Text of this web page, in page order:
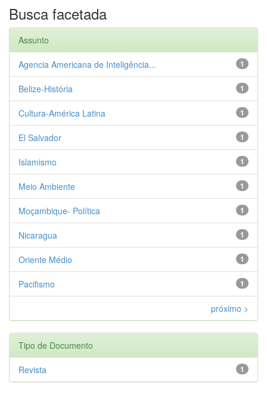
Busca facetada
Assunto
1
Agencia Americana de Inteligência...
1
Belize-História
1
Cultura-América Latina
1
El Salvador
1
Islamismo
1
Meio Ambiente
1
Moçambique- Política
1
Nicaragua
1
Oriente Médio
1
Pacifismo
próximo >
Tipo de Documento
1
Revista